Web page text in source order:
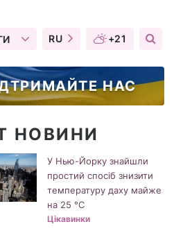
RU +21
НАС
НОВИНИ
У Нью-Йорку знайшли
простий спосіб знизити
температуру даху майже
на 25 °C
Цікавинки